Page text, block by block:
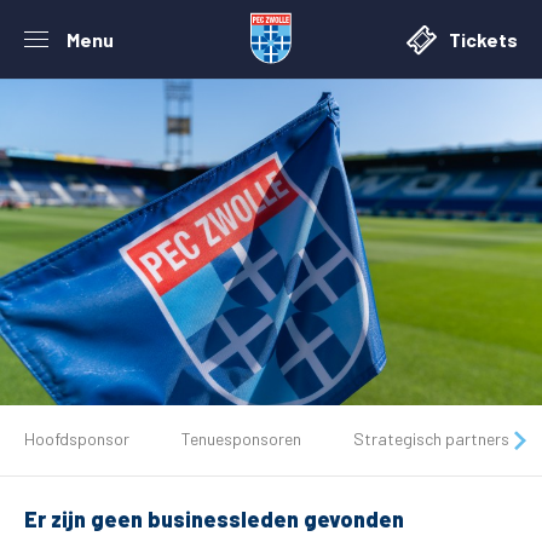
Menu Tickets
Tickets
Matchdays
Hoofdsponsor Tenuesponsoren Strategisch partners
Er zijn geen businessleden gevonden